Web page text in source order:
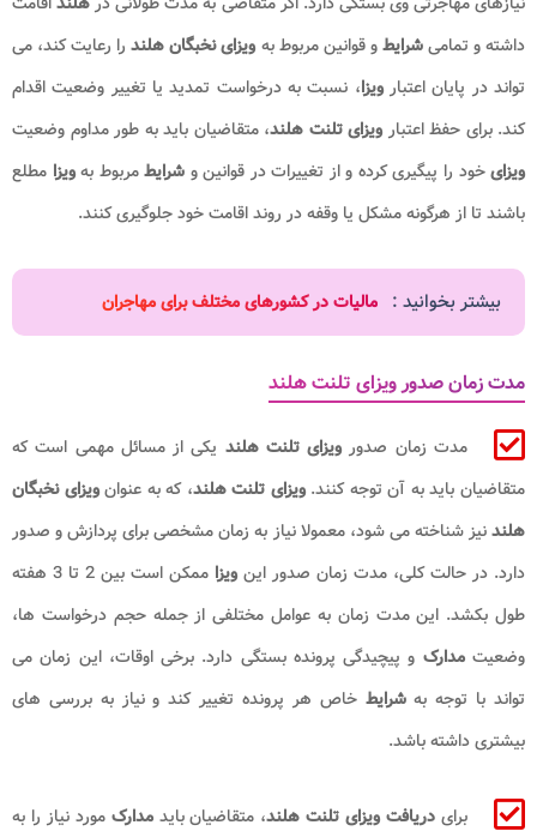
داشته و تمامیشرایطو قوانین مربوط به ویزای نخبگان هلند را رعایت کند، می
تواند در پایان اعتبارویزا، نسبت به درخواست تمدید یا تغییر وضعیت اقدام
کند. برای حفظ اعتبار ویزای تلنت هلند، متقاضیان باید به طور مداوم وضعیت
ویزایخود را پیگیری کرده و از تغییرات در قوانین و شرایطمربوط بهویزا مطلع
باشند تا از هرگونه مشکل یا وقفه در روند اقامت خود جلوگیری کنند.
بیشتر بخوانید : مالیات در کشورهای مختلف برای مهاجران
مدت زمان صدور ویزای تلنت هلند
مدت زمان صدورویزای تلنت هلند یکی از مسائل مهمی است که
متقاضیان باید به آن توجه کنند.ویزای تلنت هلند، که به عنوانویزای نخبگان
هلندنیز شناخته می‌ شود، معمولا نیاز به زمان مشخصی برای پردازش و صدور
دارد. در حالت کلی، مدت زمان صدور این ویزا
ممکن است بین 2 تا 3 هفته
طول بکشد. این مدت زمان به عوامل مختلفی از جمله حجم درخواست ‌ها،
وضعیتمدارک و پیچیدگی پرونده بستگی دارد. برخی اوقات، این زمان می‌
تواند با توجه بهشرایطخاص هر پرونده تغییر کند و نیاز به بررسی ‌های
بیشتری داشته باشد.
برای دریافت ویزای تلنت هلند، متقاضیان بایدمدارکمورد نیاز را به